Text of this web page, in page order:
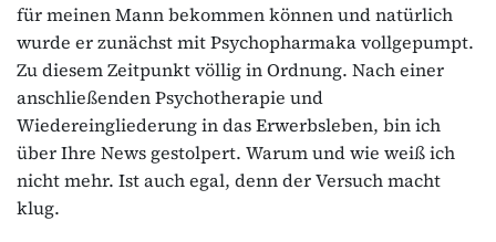
für meinen Mann bekommen können und natürlich
wurde er zunächst mit Psychopharmaka vollgepumpt.
Zu diesem Zeitpunkt völlig in Ordnung. Nach einer
anschließenden Psychotherapie und
Wiedereingliederung in das Erwerbsleben, bin ich
über Ihre News gestolpert. Warum und wie weiß ich
nicht mehr. Ist auch egal, denn der Versuch macht
klug.